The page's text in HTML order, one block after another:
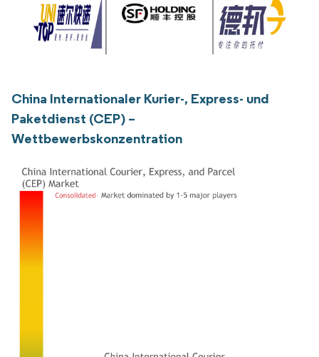
China Internationaler Kurier-, Express- und
Paketdienst (CEP) –
Wettbewerbskonzentration